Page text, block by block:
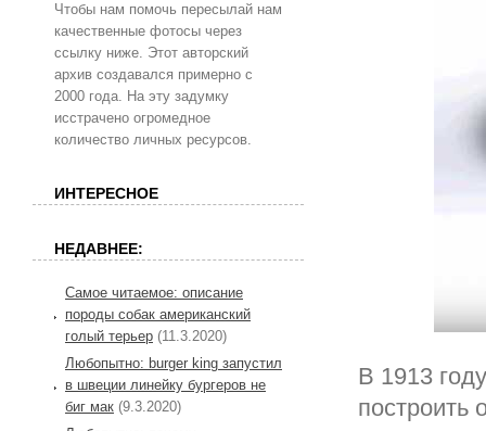
В 1913
построить
Чтобы нам помочь пересылай нам
качественные фотосы через
ссылку ниже. Этот авторский
архив создавался примерно с
2000 года. На эту задумку
исстрачено огромедное
количество личных ресурсов.
ИНТЕРЕСНОЕ
НЕДАВНЕЕ:
Самое читаемое: описание
породы собак американский
голый терьер (11.3.2020)
Любопытно: burger king запустил
в швеции линейку бургеров не
биг мак (9.3.2020)